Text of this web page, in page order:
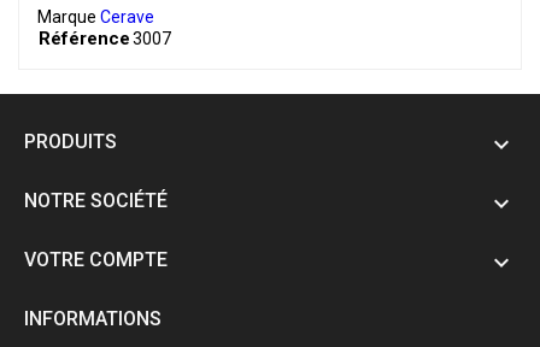
Marque Cerave
Référence3007
PRODUITS 
NOTRE SOCIÉTÉ 
VOTRE COMPTE 
INFORMATIONS